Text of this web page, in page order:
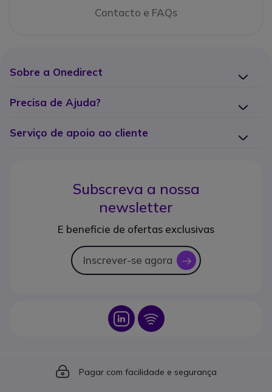
Contacto e FAQs
Sobre a Onedirect
Precisa de Ajuda?
Serviço de apoio ao cliente
Subscreva a nossa
newsletter
E beneficie de ofertas exclusivas
Inscrever-se agora icon
Icon Icon
Icon
Pagar com facilidade e segurança